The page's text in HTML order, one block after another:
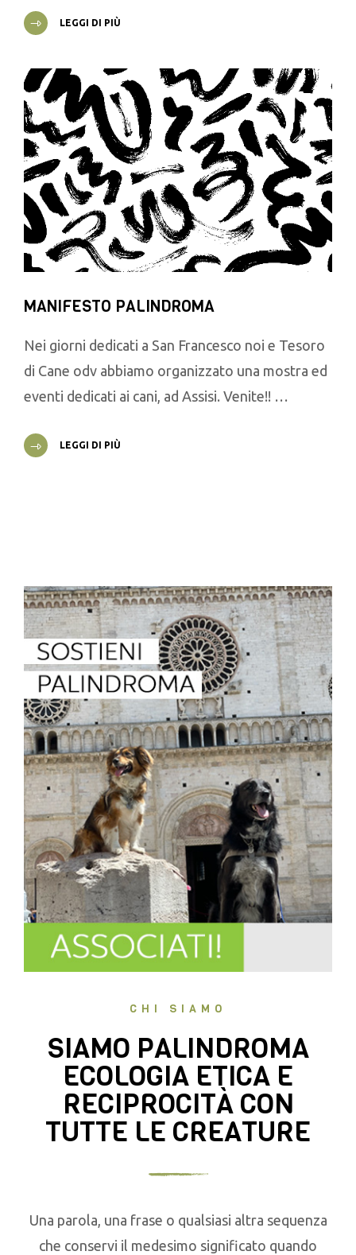
LEGGI DI PIÙ
MANIFESTO PALINDROMA
Nei giorni dedicati a San Francesco noi e Tesoro
di Cane odv abbiamo organizzato una mostra ed
eventi dedicati ai cani, ad Assisi. Venite!! …
LEGGI DI PIÙ
CHI SIAMO
SIAMO PALINDROMA
ECOLOGIA ETICA E
RECIPROCITÀ CON
TUTTE LE CREATURE
Una parola, una frase o qualsiasi altra sequenza
che conservi il medesimo significato quando